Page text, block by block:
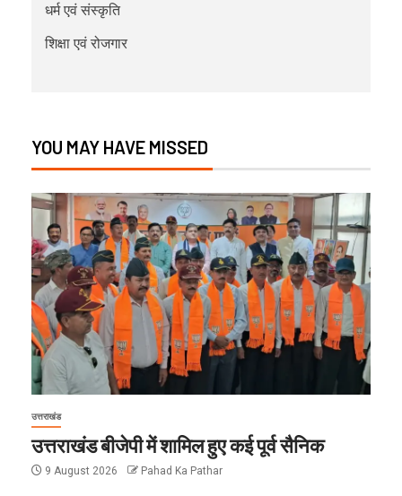
धर्म एवं संस्कृति
शिक्षा एवं रोजगार
YOU MAY HAVE MISSED
उत्तराखंड
उत्तराखंड बीजेपी में शामिल हुए कई पूर्व सैनिक
9 August 2026 Pahad Ka Pathar